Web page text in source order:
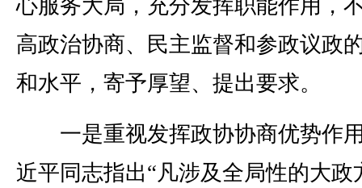
心服务大局，充分发挥职能作用，
高政治协商、民主监督和参政议政
和水平，寄予厚望、提出要求。
一是重视发挥政协协商优势作
近平同志指出“凡涉及全局性的大政